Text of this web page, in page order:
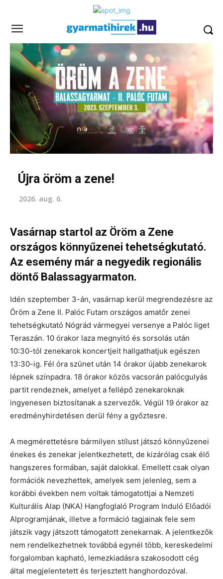
Újra öröm a zene!
2026. aug. 6.
Vasárnap startol az Öröm a Zene
országos könnyűzenei tehetségkutató.
Az esemény már a negyedik regionális
döntő Balassagyarmaton.
Idén szeptember 3-án, vasárnap kerül megrendezésre az
Öröm a Zene II. Palóc Futam országos amatőr zenei
tehetségkutató Nógrád vármegyei versenye a Palóc liget
Teraszán. 10 órakor laza megnyitó és sorsolás után
10:30-tól zenekarok koncertjeit hallgathatjuk egészen
13:30-ig. Fél óra szünet után 14 órakor újabb zenekarok
lépnek színpadra. 18 órakor közös vacsorán palócgulyás
partit rendeznek, amelyet a fellépő zenekaroknak
ingyenesen biztosítanak a szervezők. Végül 19 órakor az
eredményhirdetésen derül fény a győztesre.
A megmérettetésre bármilyen stílust játszó könnyűzenei
énekes és zenekar jelentkezhetett, de kizárólag csak élő
hangszeres formában, saját dalokkal. Emellett csak olyan
formációk nevezhettek, amelyek sem jelenleg, sem a
korábbi években nem voltak támogatottjai a Nemzeti
Kulturális Alap (NKA) Hangfoglaló Program Induló Előadói
Alprogramjának, illetve a formáció tagjainak fele sem
játszik vagy játszott támogatott zenekarnak. A jelentkezők
nem rendelkezhetnek továbbá egynél több, kereskedelmi
forgalomban kapható, lemezkiadásra szakosodott cég
által megjelentetett és terjesztett hanghordozóval.